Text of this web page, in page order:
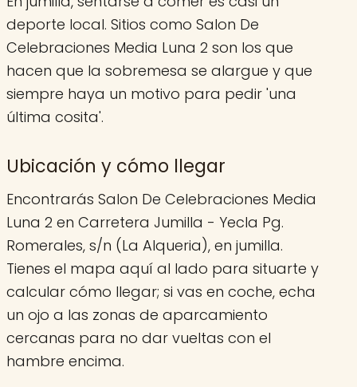
deporte local. Sitios como Salon De
Celebraciones Media Luna 2 son los que
hacen que la sobremesa se alargue y que
siempre haya un motivo para pedir 'una
última cosita'.
Ubicación y cómo llegar
Encontrarás Salon De Celebraciones Media
Luna 2 en Carretera Jumilla - Yecla Pg.
Romerales, s/n (La Alqueria), en jumilla.
Tienes el mapa aquí al lado para situarte y
calcular cómo llegar; si vas en coche, echa
un ojo a las zonas de aparcamiento
cercanas para no dar vueltas con el
hambre encima.